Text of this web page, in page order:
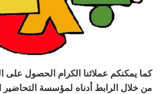
كما يمكنكم عملائنا الكرام الحصول على
من خلال الرابط أدناه لمؤسسة التحاضير